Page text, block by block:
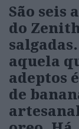
São seis
do
aquela
adeptos
de